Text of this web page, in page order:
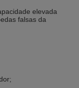
elevada
falsas da